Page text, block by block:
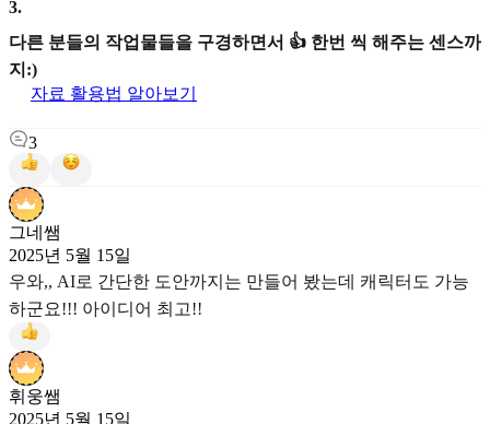
3.
다른 분들의 작업물들을 구경하면서 👍 한번 씩 해주는 센스까
지:)
자료 활용법 알아보기
3
그네쌤
2025년 5월 15일
우와,, AI로 간단한 도안까지는 만들어 봤는데 캐릭터도 가능
하군요!!! 아이디어 최고!!
휘웅쌤
2025년 5월 15일